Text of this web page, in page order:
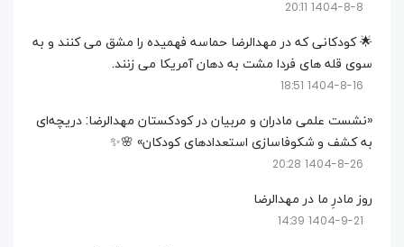
1404-8-8 20:11
🌟 کودکانی که در مهدالرضا حماسه فهمیده را مشق می کنند و به
سوی قله های فردا مشت به دهان آمریکا می زنند.
1404-8-16 18:51
«نشست علمی مادران و مربیان در کودکستان مهدالرضا: دریچه‌ای
به کشف و شکوفاسازی استعدادهای کودکان» 🌸✨
1404-8-26 20:28
روز مادرِ ما در مهدالرضا
1404-9-21 14:39